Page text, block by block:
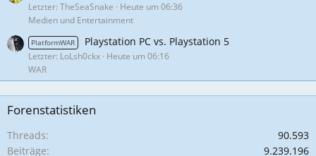
Letzter: TheSeaSnake
Heute um 06:36
Medien und Entertainment
PlatformWAR Playstation PC vs. Playstation 5
Letzter: LoLsh0ckx Heute um 06:16
WAR
Forenstatistiken
Threads
90.593
Beiträge
9.239.196